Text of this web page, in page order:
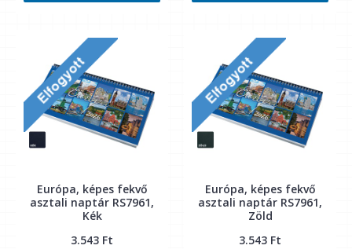
Európa, képes fekvő
asztali naptár RS7961,
Kék
3.543 Ft
Európa, képes fekvő
asztali naptár RS7961,
Zöld
3.543 Ft